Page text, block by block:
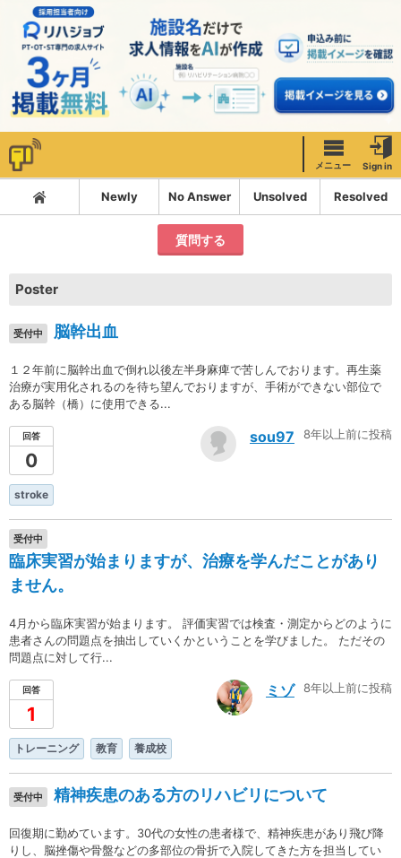
メニュー Sign in
Newly No Answer Unsolved Resolved
質問する
Poster
受付中 脳幹出血
１２年前に脳幹出血で倒れ以後左半身麻痺で苦しんでおります。再生薬
治療が実用化されるのを待ち望んでおりますが、手術ができない部位で
ある脳幹（橋）に使用できる...
回答
0
8年以上前に投稿
sou97
stroke
受付中
臨床実習が始まりますが、治療を学んだことがあり
ません。
4月から臨床実習が始まります。 評価実習では検査・測定からどのように
患者さんの問題点を抽出していくかということを学びました。 ただその
問題点に対して行...
回答
1
8年以上前に投稿
ミゾ
トレーニング 教育 養成校
受付中 精神疾患のある方のリハビリについて
回復期に勤めています。30代の女性の患者様で、精神疾患があり飛び降
りし、脳挫傷や骨盤などの多部位の骨折で入院してきた方を担当してい